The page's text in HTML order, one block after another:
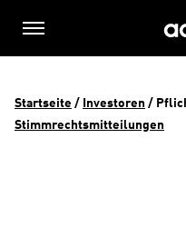
Startseite / Investoren /
Stimmrechtsmitteilungen